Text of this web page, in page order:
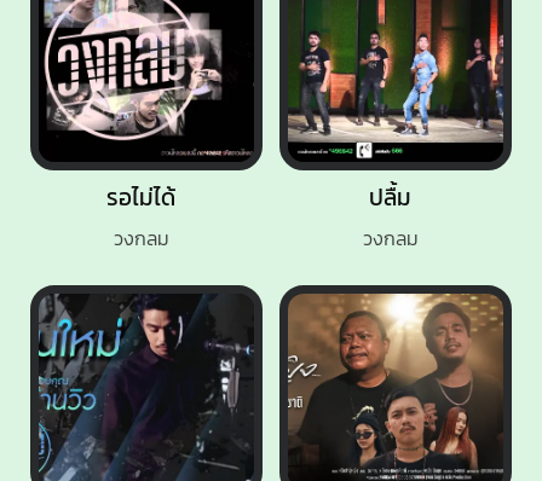
รอไม่ได้
วงกลม
ปลื้ม
วงกลม